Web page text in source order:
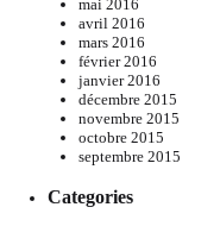
mai 2016
avril 2016
mars 2016
février 2016
janvier 2016
décembre 2015
novembre 2015
octobre 2015
septembre 2015
Categories